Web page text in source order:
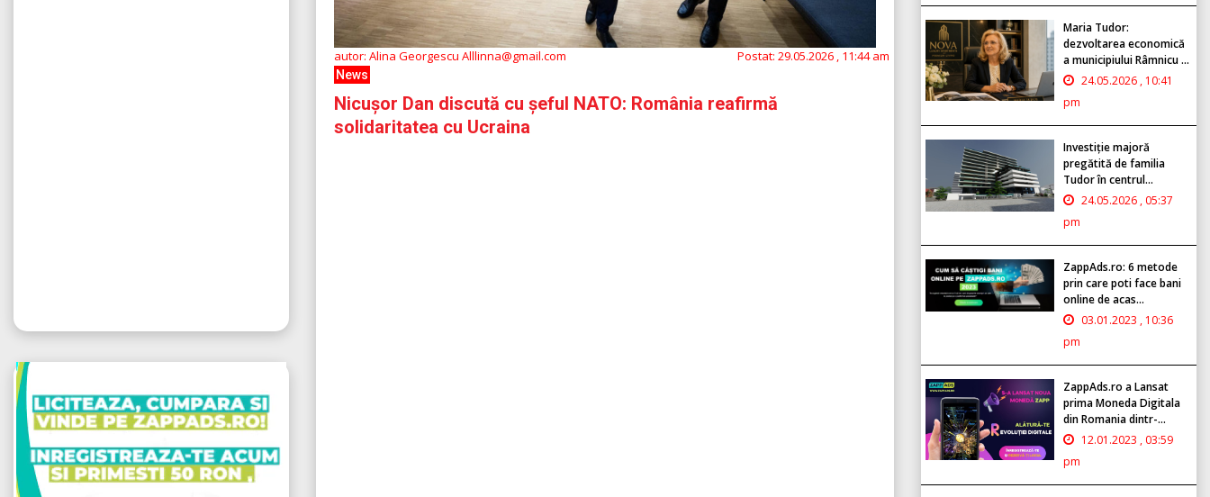
autor: Alina Georgescu Alllinna@gmail.com Postat: 29.05.2026 , 11:44 am
News
Nicușor Dan discută cu șeful NATO: România reafirmă
solidaritatea cu Ucraina
Maria Tudor:
dezvoltarea economică
a municipiului Râmnicu ...
24.05.2026 , 10:41
pm
Investiție majoră
pregătită de familia
Tudor în centrul...
24.05.2026 , 05:37
pm
ZappAds.ro: 6 metode
prin care poti face bani
online de acas...
03.01.2023 , 10:36
pm
ZappAds.ro a Lansat
prima Moneda Digitala
din Romania dintr-...
12.01.2023 , 03:59
pm